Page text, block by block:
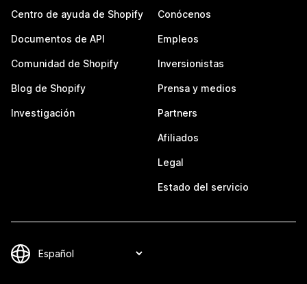
Centro de ayuda de Shopify
Documentos de API
Comunidad de Shopify
Blog de Shopify
Investigación
Conócenos
Empleos
Inversionistas
Prensa y medios
Partners
Afiliados
Legal
Estado del servicio